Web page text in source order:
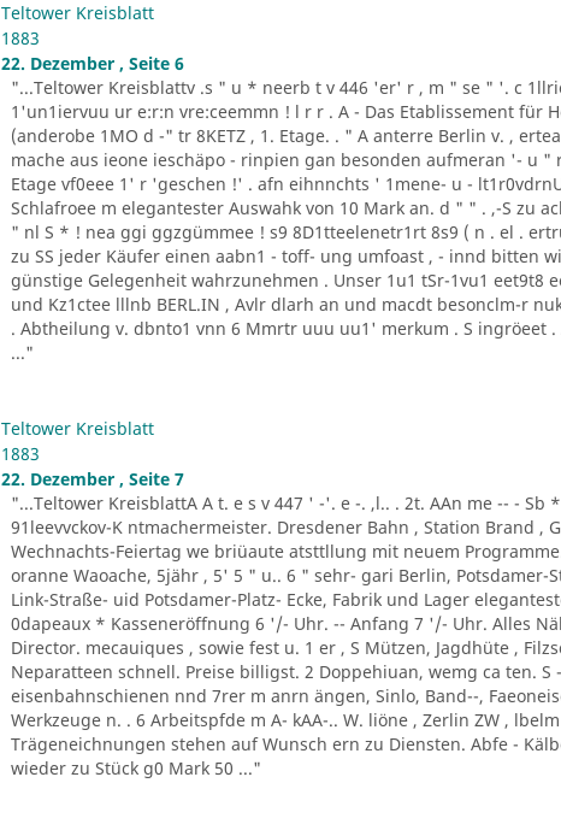
Teltower Kreisblatt
1883
22. Dezember , Seite 6
"...Teltower Kreisblattv .s " u * neerb t v 446 'er' r , m " se " '. c
1'un1iervuu ur e:r:n vre:ceemmn ! l r r . A - Das Etablissement für
(anderobe 1MO d -" tr 8KETZ , 1. Etage. . " A anterre Berlin v. ,
mache aus ieone ieschäpo - rinpien gan besonden aufmeran '- u
Etage vf0eee 1' r 'geschen !' . afn eihnnchts ' 1mene- u -
Schlafroee m elegantester Auswahk von 10 Mark an. d " " . ,-S zu
" nl S * ! nea ggi ggzgümmee ! s9 8D1tteelenetr1rt 8s9 ( n . el .
zu SS jeder Käufer einen aabn1 - toff- ung umfoast , - innd bitten
günstige Gelegenheit wahrzunehmen . Unser 1u1 tSr-1vu1 eet9t8
und Kz1ctee lllnb BERL.IN , Avlr dlarh an und macdt besonclm-r
. Abtheilung v. dbnto1 vnn 6 Mmrtr uuu uu1' merkum . S ingröeet
..."
Teltower Kreisblatt
1883
22. Dezember , Seite 7
"...Teltower KreisblattA A t. e s v 447 ' -'. e -. ,l.. . 2t. AAn me -- - Sb
91leevvckov-K ntmachermeister. Dresdener Bahn , Station Brand ,
Wechnachts-Feiertag we briüaute atsttllung mit neuem
oranne Waoache, 5jähr , 5' 5 " u.. 6 " sehr- gari Berlin, Potsdamer-
Link-Straße- uid Potsdamer-Platz- Ecke, Fabrik und Lager
0dapeaux * Kasseneröffnung 6 '/- Uhr. -- Anfang 7 '/- Uhr. Alles
Director. mecauiques , sowie fest u. 1 er , S Mützen, Jagdhüte ,
Neparatteen schnell. Preise billigst. 2 Doppehiuan, wemg ca ten. S
eisenbahnschienen nnd 7rer m anrn ängen, Sinlo, Band--,
Werkzeuge n. . 6 Arbeitspfde m A- kAA-.. W. liöne , Zerlin ZW ,
Trägeneichnungen stehen auf Wunsch ern zu Diensten. Abfe -
wieder zu Stück g0 Mark 50 ..."